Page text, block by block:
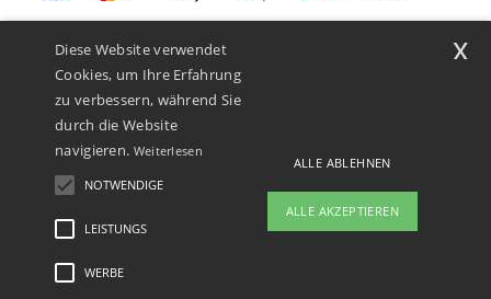
Unsere Paketzusteller
Rechtliche Hinweise
Diese Website verwendet
Cookies, um Ihre Erfahrung
zu verbessern, während Sie
durch die Website
navigieren. Weiterlesen
NOTWENDIGE
LEISTUNGS
WERBE
ALLE ABLEHNEN
ALLE AKZEPTIEREN
x